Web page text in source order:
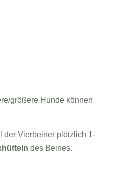
größere Hunde können
der Vierbeiner plötzlich 1-
des Beines.